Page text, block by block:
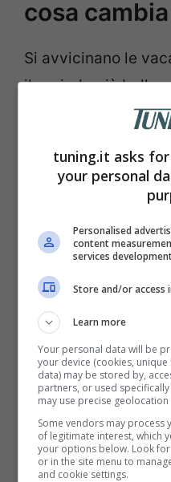
cosa
Si avvicinano le
il periodo più bello
che a Roma sta
dalle multe. Il
approvato una
prevede un
multe
, che, per il
diventare sempre
tuning.it asks
your personal
Personalised
content
services
Store and/or access
Learn more
Your personal data will be
your device (cookies,
data) may be stored by,
partners, or used
may use precise geolocation
Some vendors may
of legitimate interest, which
your options below. Look
or in the site menu to
and cookie settings.